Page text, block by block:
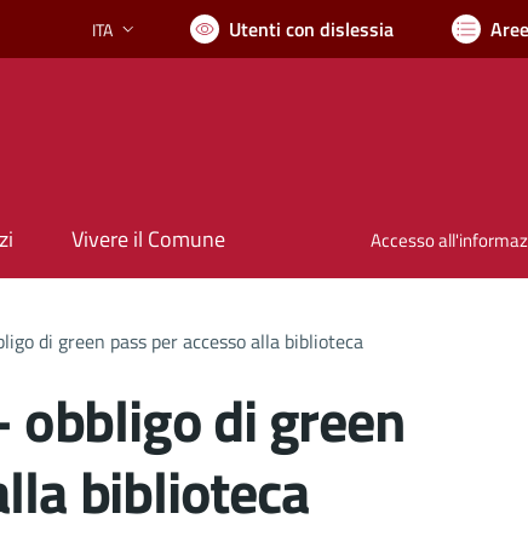
Lingua attiva:
ITA Utenti con dislessia
Vivere il Comune Accesso
di green pass per accesso alla biblioteca
di green
biblioteca